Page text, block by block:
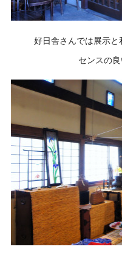
好日舎さんでは展示と
センスの